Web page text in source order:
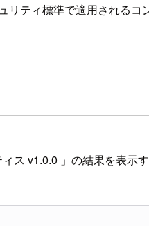
ティ標準で適用される
v1.0.0 」の結果を表示